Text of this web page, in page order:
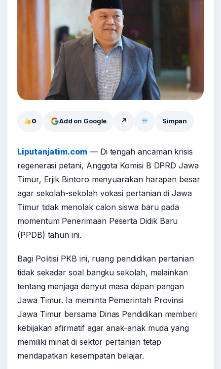
0 Add on Google ↗ Simpan
Liputanjatim.com— Di tengah ancaman krisis
regenerasi petani, Anggota Komisi B DPRD Jawa
Timur, Erjik Bintoro menyuarakan harapan besar
agar sekolah-sekolah vokasi pertanian di Jawa
Timur tidak menolak calon siswa baru pada
momentum Penerimaan Peserta Didik Baru
(PPDB) tahun ini.
Bagi Politisi PKB ini, ruang pendidikan pertanian
tidak sekadar soal bangku sekolah, melainkan
tentang menjaga denyut masa depan pangan
Jawa Timur. Ia meminta Pemerintah Provinsi
Jawa Timur bersama Dinas Pendidikan memberi
kebijakan afirmatif agar anak-anak muda yang
memiliki minat di sektor pertanian tetap
mendapatkan kesempatan belajar.